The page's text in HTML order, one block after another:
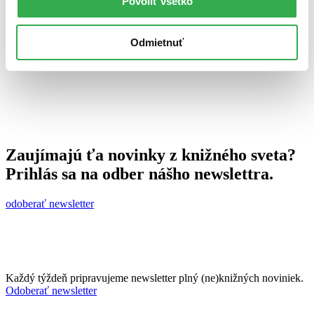
Odmietnuť
Zaujímajú ťa novinky z knižného sveta?
Prihlás sa na odber nášho newslettra.
odoberať newsletter
Každý týždeň pripravujeme newsletter plný (ne)knižných noviniek.
Odoberať newsletter